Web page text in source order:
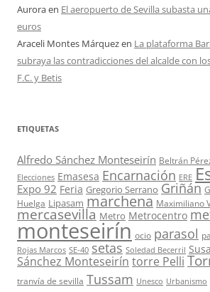
Auroraen El aeropuerto de Sevilla subasta
euros
Araceli Montes Márquezen La plataforma
subraya las contradicciones del alcalde con
F.C. y Betis
ETIQUETAS
Alfredo Sánchez Monteseirín Beltrán
Elecciones Emasesa Encarnación ERE
Expo 92 Feria Gregorio Serrano Griñán
Huelga Lipasam marchena Maximiliano
mercasevilla Metro Metrocentro
monteseirín ocio parasol
Rojas Marcos SE-40 setas Soledad Becerril
Sánchez Monteseirín torre Pelli
tranvía de sevilla Tussam Unesco Urbanismo